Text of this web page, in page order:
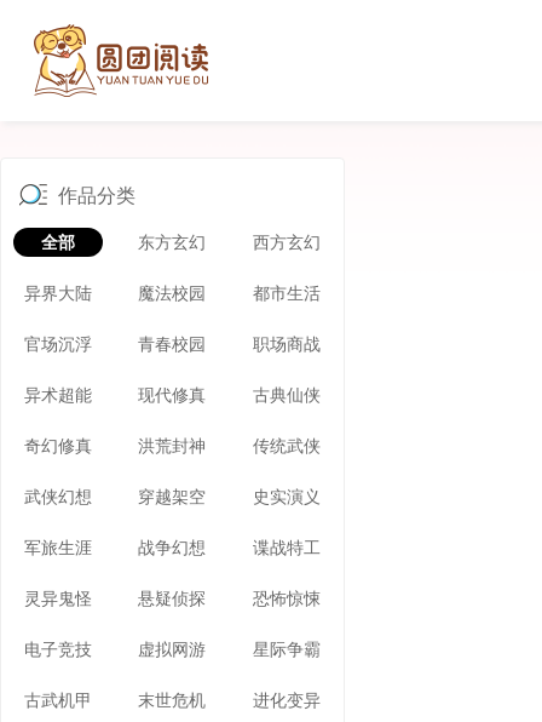
作品分类
全部 东方玄幻 西方玄幻
异界大陆 魔法校园 都市生活
官场沉浮 青春校园 职场商战
异术超能 现代修真 古典仙侠
奇幻修真 洪荒封神 传统武侠
武侠幻想 穿越架空 史实演义
军旅生涯 战争幻想 谍战特工
灵异鬼怪 悬疑侦探 恐怖惊悚
电子竞技 虚拟网游 星际争霸
古武机甲 末世危机 进化变异